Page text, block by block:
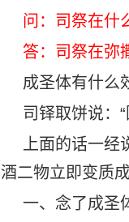
问：司祭在什
答：司祭在弥
成圣体有什么
司铎取饼说：
上面的话一
酒二物立即变质
一、念了成圣